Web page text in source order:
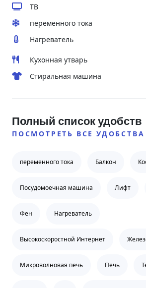
ТВ
переменного тока
Нагреватель
Кухонная утварь
Стиральная машина
Полный список удобств
ПОСМОТРЕТЬ ВСЕ УДОБСТВА
переменного тока Балкон
Посудомоечная машина Лифт
Фен Нагреватель
Высокоскоростной Интернет
Микроволновая печь Печь